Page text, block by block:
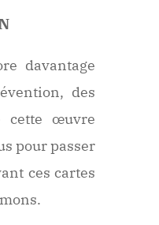
davantage
des
cette œuvre
pour passer
ces cartes